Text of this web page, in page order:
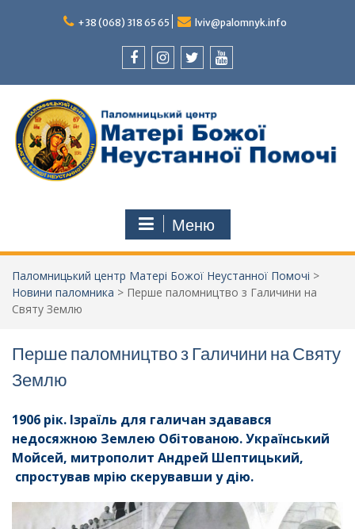
+38 (068) 318 65 65 lviv@palomnyk.info
Меню
Паломницький центр Матері Божої Неустанної Помочі >
Новини паломника > Перше паломництво з Галичини на
Святу Землю
Перше паломництво з Галичини на Святу
Землю
1906 рік. Ізраїль для галичан здавався
недосяжною Землею Обітованою. Український
Мойсей, митрополит Андрей Шептицький,
спростував мрію скерувавши у дію.